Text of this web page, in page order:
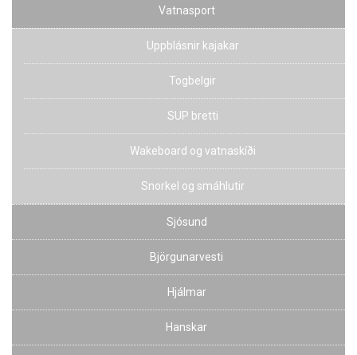
Vatnasport
Uppblásnir kajakar
Togbelgir
SUP bretti
Wakeboard og vatnaskíði
Snorkel og smáhlutir
Sjósund
Björgunarvesti
Hjálmar
Hanskar